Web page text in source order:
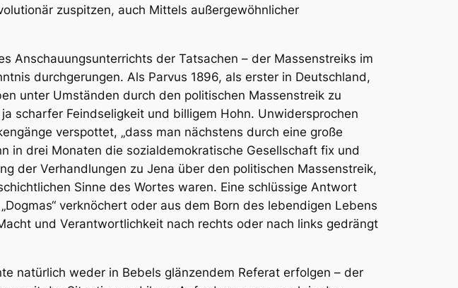
zuspitzen, auch Mittels außergewöhnlicher
Anschauungsunterrichts der Tatsachen – der Massenstreiks im
durchgerungen. Als Parvus 1896, als erster in Deutschland,
unter Umständen durch den politischen Massenstreik zu
scharfer Feindseligkeit und billigem Hohn. Unwidersprochen
verspottet, „dass man nächstens durch eine große
in drei Monaten die sozialdemokratische Gesellschaft fix und
der Verhandlungen zu Jena über den politischen Massenstreik,
Sinne des Wortes waren. Eine schlüssige Antwort
verknöchert oder aus dem Born des lebendigen Lebens
und Verantwortlichkeit nach rechts oder nach links gedrängt
natürlich weder in Bebels glänzendem Referat erfolgen – der